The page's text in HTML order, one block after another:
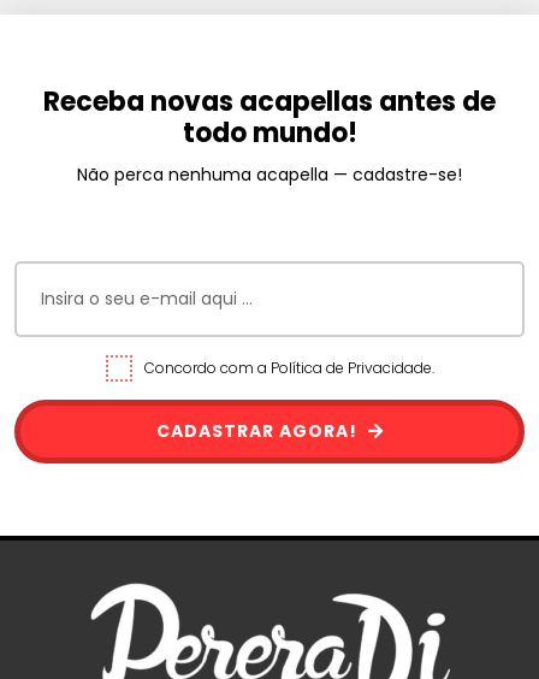
Receba novas acapellas antes de
todo mundo!
Não perca nenhuma acapella — cadastre-se!
Concordo com a Política de Privacidade.
CADASTRAR AGORA!